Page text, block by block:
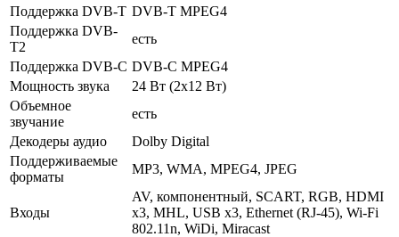
Поддержка DVB-T DVB-T MPEG4
Поддержка DVB-
T2
есть
Поддержка DVB-C DVB-C MPEG4
Мощность звука
24 Вт (2x12 Вт)
Объемное
звучание
есть
Декодеры аудио
Dolby Digital
Поддерживаемые
форматы
MP3, WMA, MPEG4, JPEG
Входы
AV, компонентный, SCART, RGB, HDMI
x3, MHL, USB x3, Ethernet (RJ-45), Wi-Fi
802.11n, WiDi, Miracast